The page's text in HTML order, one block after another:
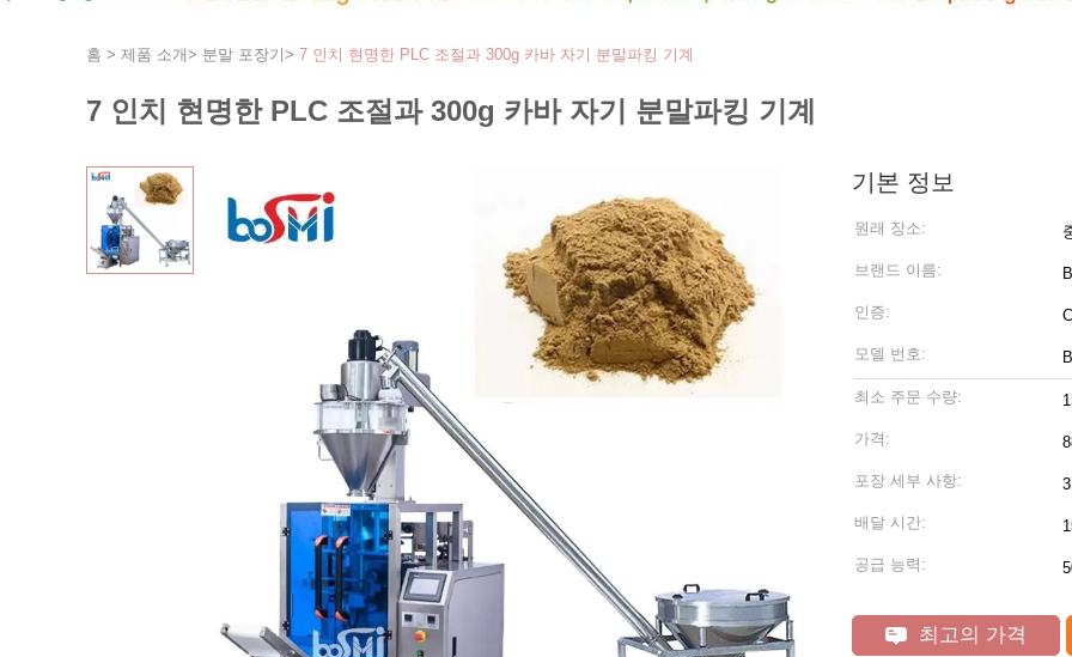
홈 > 제품 소개> 분말 포장기> 7 인치 현명한 PLC 조절과 300g 카바 자기 분말파킹 기계
7 인치 현명한 PLC 조절과 300g 카바 자기 분말파킹 기계
기본 정보
원래 장소:
브랜드 이름:
인증:
모델 번호:
최소 주문 수량:
가격:
포장 세부 사항:
배달 시간:
공급 능력:
최고의 가격